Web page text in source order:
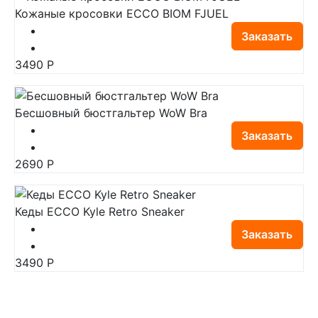
Кожаные кросовки ECCO BIOM FJUEL
Заказать
3490 Р
Бесшовный бюстгальтер WoW Bra
Заказать
2690 Р
Кеды ECCO Kyle Retro Sneaker
Заказать
3490 Р